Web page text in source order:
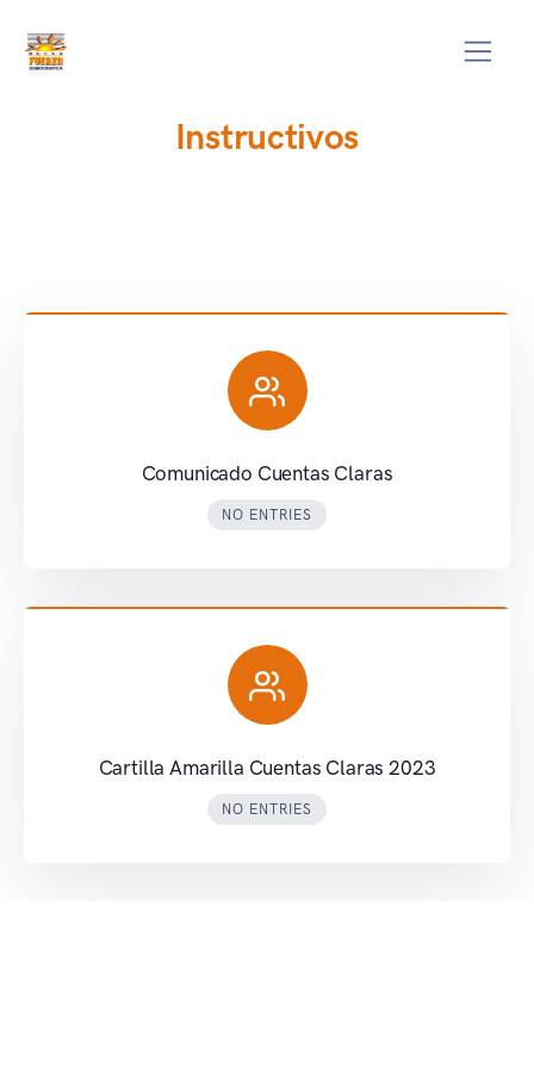
Instructivos
Comunicado Cuentas Claras
NO ENTRIES
Cartilla Amarilla Cuentas Claras 2023
NO ENTRIES